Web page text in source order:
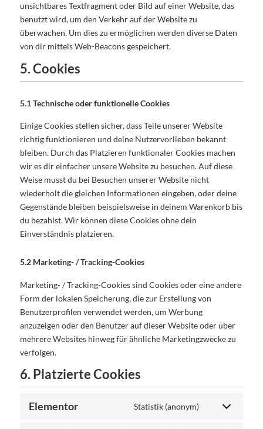
unsichtbares Textfragment oder Bild auf einer Website, das
benutzt wird, um den Verkehr auf der Website zu
überwachen. Um dies zu ermöglichen werden diverse Daten
von dir mittels Web-Beacons gespeichert.
5. Cookies
5.1 Technische oder funktionelle Cookies
Einige Cookies stellen sicher, dass Teile unserer Website
richtig funktionieren und deine Nutzervorlieben bekannt
bleiben. Durch das Platzieren funktionaler Cookies machen
wir es dir einfacher unsere Website zu besuchen. Auf diese
Weise musst du bei Besuchen unserer Website nicht
wiederholt die gleichen Informationen eingeben, oder deine
Gegenstände bleiben beispielsweise in deinem Warenkorb bis
du bezahlst. Wir können diese Cookies ohne dein
Einverständnis platzieren.
5.2 Marketing- / Tracking-Cookies
Marketing- / Tracking-Cookies sind Cookies oder eine andere
Form der lokalen Speicherung, die zur Erstellung von
Benutzerprofilen verwendet werden, um Werbung
anzuzeigen oder den Benutzer auf dieser Website oder über
mehrere Websites hinweg für ähnliche Marketingzwecke zu
verfolgen.
6. Platzierte Cookies
Elementor Statistik (anonym)